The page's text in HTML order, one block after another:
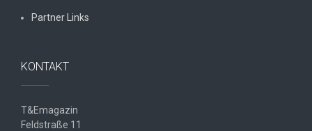
Partner Links
KONTAKT
T&Emagazin
Feldstraße 11